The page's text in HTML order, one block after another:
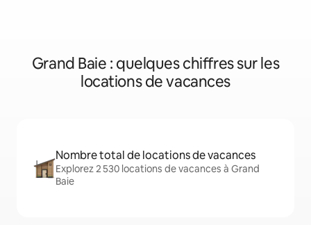
Grand Baie : quelques chiffres sur les
locations de vacances
Nombre total de locations de vacances
Explorez 2 530 locations de vacances à Grand
Baie